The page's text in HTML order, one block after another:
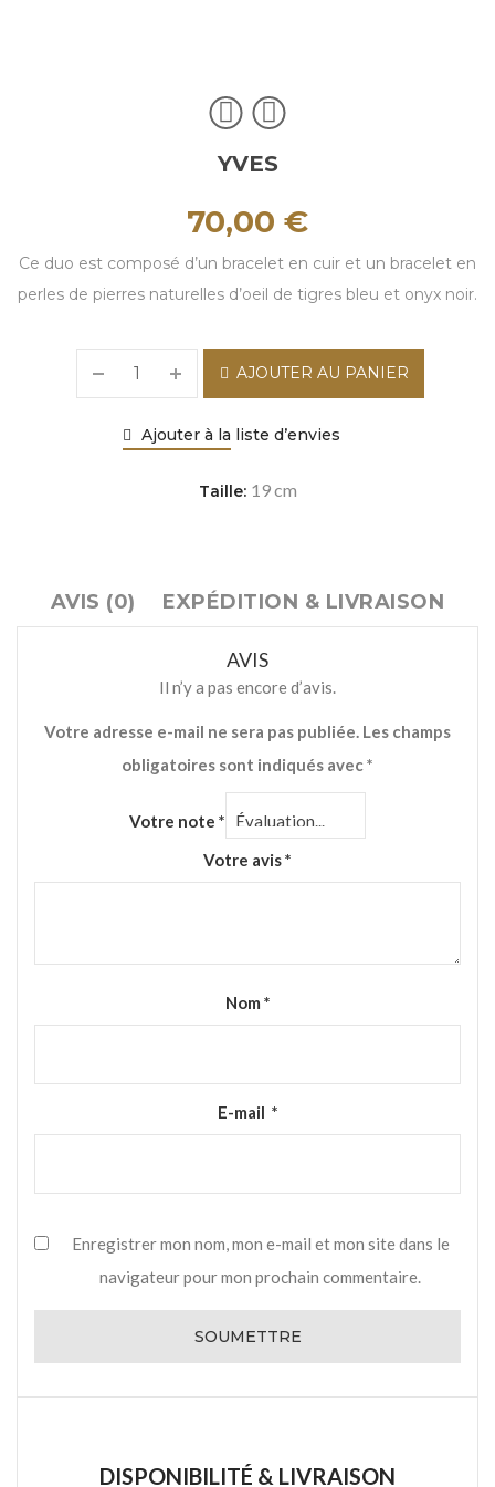
YVES
70,00 €
Ce duo est composé d’un bracelet en cuir et un bracelet en
perles de pierres naturelles d’oeil de tigres bleu et onyx noir.
AJOUTER AU PANIER
Ajouter à la liste d’envies
Taille: 19 cm
AVIS (0) EXPÉDITION & LIVRAISON
AVIS
Il n’y a pas encore d’avis.
Votre adresse e-mail ne sera pas publiée. Les champs
obligatoires sont indiqués avec*
Votre note *
Votre avis*
Nom *
E-mail *
Enregistrer mon nom, mon e-mail et mon site dans le
navigateur pour mon prochain commentaire.
DISPONIBILITÉ & LIVRAISON